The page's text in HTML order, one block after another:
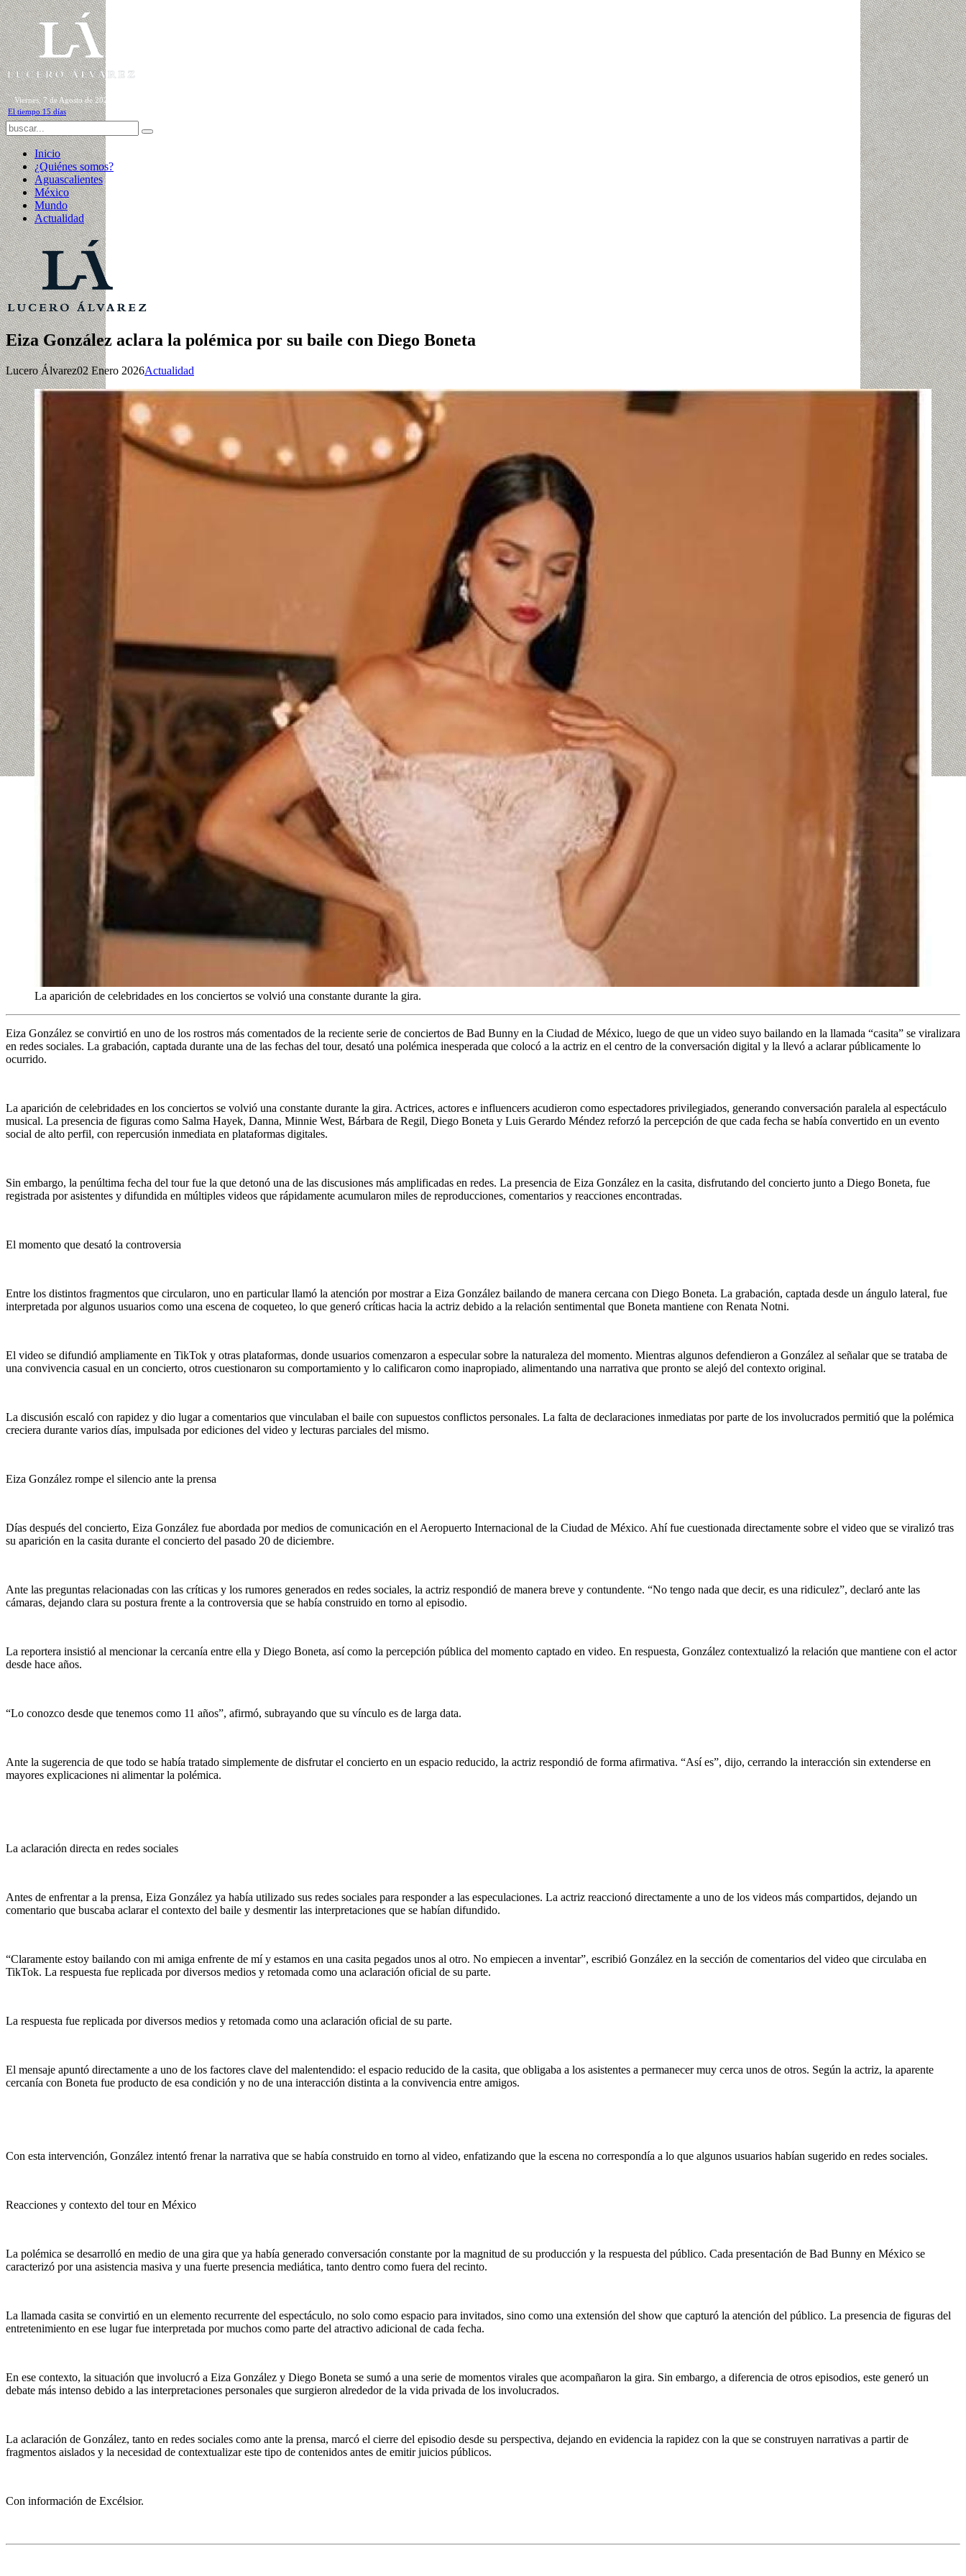
Viernes, 7 de Agosto de 2026
El tiempo 15 días
Inicio
¿Quiénes somos?
Aguascalientes
México
Mundo
Actualidad
Eiza González aclara la polémica por su baile con Diego Boneta
Lucero Álvarez02 Enero 2026Actualidad
La aparición de celebridades en los conciertos se volvió una constante durante la gira.
Eiza González se convirtió en uno de los rostros más comentados de la reciente serie de conciertos de Bad Bunny en la Ciudad de México, luego de que un video suyo bailando en la llamada “casita” se viralizara
en redes sociales. La grabación, captada durante una de las fechas del tour, desató una polémica inesperada que colocó a la actriz en el centro de la conversación digital y la llevó a aclarar públicamente lo
ocurrido.
La aparición de celebridades en los conciertos se volvió una constante durante la gira. Actrices, actores e influencers acudieron como espectadores privilegiados, generando conversación paralela al espectáculo
musical. La presencia de figuras como Salma Hayek, Danna, Minnie West, Bárbara de Regil, Diego Boneta y Luis Gerardo Méndez reforzó la percepción de que cada fecha se había convertido en un evento
social de alto perfil, con repercusión inmediata en plataformas digitales.
Sin embargo, la penúltima fecha del tour fue la que detonó una de las discusiones más amplificadas en redes. La presencia de Eiza González en la casita, disfrutando del concierto junto a Diego Boneta, fue
registrada por asistentes y difundida en múltiples videos que rápidamente acumularon miles de reproducciones, comentarios y reacciones encontradas.
El momento que desató la controversia
Entre los distintos fragmentos que circularon, uno en particular llamó la atención por mostrar a Eiza González bailando de manera cercana con Diego Boneta. La grabación, captada desde un ángulo lateral, fue
interpretada por algunos usuarios como una escena de coqueteo, lo que generó críticas hacia la actriz debido a la relación sentimental que Boneta mantiene con Renata Notni.
El video se difundió ampliamente en TikTok y otras plataformas, donde usuarios comenzaron a especular sobre la naturaleza del momento. Mientras algunos defendieron a González al señalar que se trataba de
una convivencia casual en un concierto, otros cuestionaron su comportamiento y lo calificaron como inapropiado, alimentando una narrativa que pronto se alejó del contexto original.
La discusión escaló con rapidez y dio lugar a comentarios que vinculaban el baile con supuestos conflictos personales. La falta de declaraciones inmediatas por parte de los involucrados permitió que la polémica
creciera durante varios días, impulsada por ediciones del video y lecturas parciales del mismo.
Eiza González rompe el silencio ante la prensa
Días después del concierto, Eiza González fue abordada por medios de comunicación en el Aeropuerto Internacional de la Ciudad de México. Ahí fue cuestionada directamente sobre el video que se viralizó tras
su aparición en la casita durante el concierto del pasado 20 de diciembre.
Ante las preguntas relacionadas con las críticas y los rumores generados en redes sociales, la actriz respondió de manera breve y contundente. “No tengo nada que decir, es una ridiculez”, declaró ante las
cámaras, dejando clara su postura frente a la controversia que se había construido en torno al episodio.
La reportera insistió al mencionar la cercanía entre ella y Diego Boneta, así como la percepción pública del momento captado en video. En respuesta, González contextualizó la relación que mantiene con el actor
desde hace años.
“Lo conozco desde que tenemos como 11 años”, afirmó, subrayando que su vínculo es de larga data.
Ante la sugerencia de que todo se había tratado simplemente de disfrutar el concierto en un espacio reducido, la actriz respondió de forma afirmativa. “Así es”, dijo, cerrando la interacción sin extenderse en
mayores explicaciones ni alimentar la polémica.
La aclaración directa en redes sociales
Antes de enfrentar a la prensa, Eiza González ya había utilizado sus redes sociales para responder a las especulaciones. La actriz reaccionó directamente a uno de los videos más compartidos, dejando un
comentario que buscaba aclarar el contexto del baile y desmentir las interpretaciones que se habían difundido.
“Claramente estoy bailando con mi amiga enfrente de mí y estamos en una casita pegados unos al otro. No empiecen a inventar”, escribió González en la sección de comentarios del video que circulaba en
TikTok. La respuesta fue replicada por diversos medios y retomada como una aclaración oficial de su parte.
La respuesta fue replicada por diversos medios y retomada como una aclaración oficial de su parte.
El mensaje apuntó directamente a uno de los factores clave del malentendido: el espacio reducido de la casita, que obligaba a los asistentes a permanecer muy cerca unos de otros. Según la actriz, la aparente
cercanía con Boneta fue producto de esa condición y no de una interacción distinta a la convivencia entre amigos.
Con esta intervención, González intentó frenar la narrativa que se había construido en torno al video, enfatizando que la escena no correspondía a lo que algunos usuarios habían sugerido en redes sociales.
Reacciones y contexto del tour en México
La polémica se desarrolló en medio de una gira que ya había generado conversación constante por la magnitud de su producción y la respuesta del público. Cada presentación de Bad Bunny en México se
caracterizó por una asistencia masiva y una fuerte presencia mediática, tanto dentro como fuera del recinto.
La llamada casita se convirtió en un elemento recurrente del espectáculo, no solo como espacio para invitados, sino como una extensión del show que capturó la atención del público. La presencia de figuras del
entretenimiento en ese lugar fue interpretada por muchos como parte del atractivo adicional de cada fecha.
En ese contexto, la situación que involucró a Eiza González y Diego Boneta se sumó a una serie de momentos virales que acompañaron la gira. Sin embargo, a diferencia de otros episodios, este generó un
debate más intenso debido a las interpretaciones personales que surgieron alrededor de la vida privada de los involucrados.
La aclaración de González, tanto en redes sociales como ante la prensa, marcó el cierre del episodio desde su perspectiva, dejando en evidencia la rapidez con la que se construyen narrativas a partir de
fragmentos aislados y la necesidad de contextualizar este tipo de contenidos antes de emitir juicios públicos.
Con información de Excélsior.